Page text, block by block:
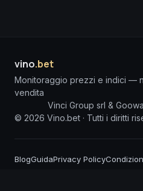
vino.bet
Monitoraggio prezzi e indici —
vendita
Vinci Group srl &
© 2026 Vino.bet · Tutti i diritti
BlogGuidaPrivacy Policy